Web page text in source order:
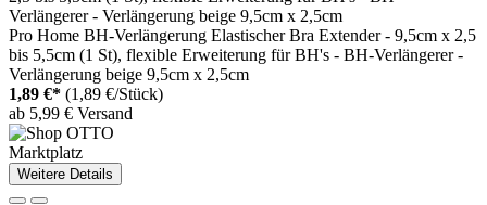
Pro Home BH-Verlängerung Elastischer Bra Extender - 9,5cm x 2,5
bis 5,5cm (1 St), flexible Erweiterung für BH's - BH-Verlängerer -
Verlängerung beige 9,5cm x 2,5cm
1,89 €* (1,89 €/Stück)
ab 5,99 € Versand
Marktplatz
Weitere Details